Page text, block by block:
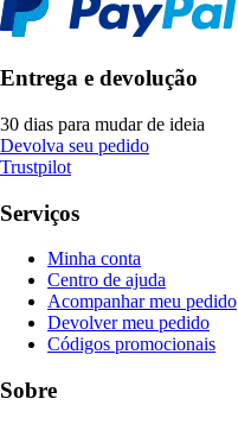
Entrega e devolução
30 dias para mudar de ideia
Devolva seu pedido
Trustpilot
Serviços
Minha conta
Centro de ajuda
Acompanhar meu pedido
Devolver meu pedido
Códigos promocionais
Sobre